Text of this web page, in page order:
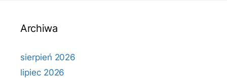
Archiwa
sierpień 2026
lipiec 2026